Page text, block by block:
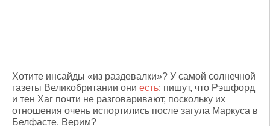
Хотите инсайды «из раздевалки»? У самой солнечной
газеты Великобритании они есть: пишут, что Рэшфорд
и тен Хаг почти не разговаривают, поскольку их
отношения очень испортились после загула Маркуса в
Белфасте. Верим?